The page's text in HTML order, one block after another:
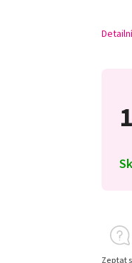
Zeptat